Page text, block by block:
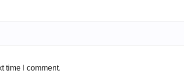
time I comment.